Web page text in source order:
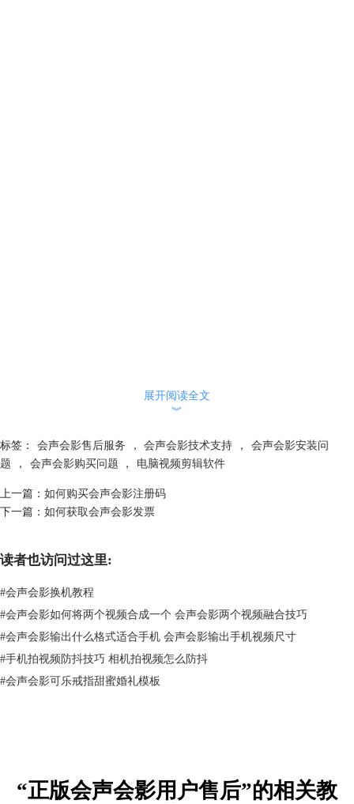
展开阅读全文
︾
标签： 会声会影售后服务 ， 会声会影技术支持 ，
会声会影安装问
题
， 会声会影购买问题 ， 电脑视频剪辑软件
上一篇： 如何购买会声会影注册码
下一篇： 如何获取会声会影发票
读者也访问过这里:
#会声会影换机教程
#会声会影如何将两个视频合成一个 会声会影两个视频融合技巧
#会声会影输出什么格式适合手机 会声会影输出手机视频尺寸
#手机拍视频防抖技巧 相机拍视频怎么防抖
#会声会影可乐戒指甜蜜婚礼模板
“正版会声会影用户售后”的相关教